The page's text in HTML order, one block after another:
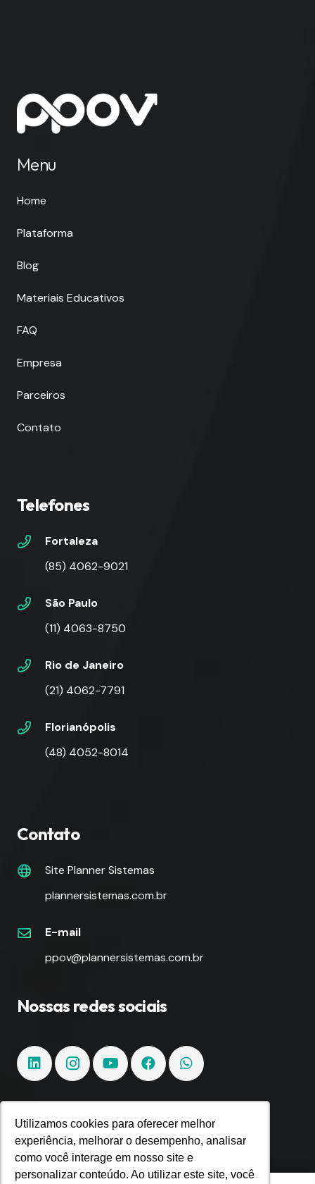
Utilizamos cookies para oferecer melhor
experiência, melhorar o desempenho, analisar
como você interage em nosso site e
personalizar conteúdo. Ao utilizar este site, você
Menu
Home
Plataforma
Blog
Materiais Educativos
FAQ
Empresa
Parceiros
Contato
Telefones
Fortaleza
(85) 4062-9021
São Paulo
(11) 4063-8750
Rio de Janeiro
(21) 4062-7791
Florianópolis
(48) 4052-8014
Contato
Site Planner Sistemas
plannersistemas.com.br
E-mail
ppov@plannersistemas.com.br
Nossas redes sociais
Fique por dentro!
Inscreva-se e fique por dentro de todas as